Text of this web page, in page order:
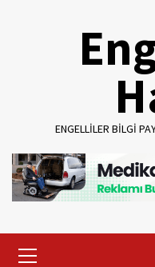
ENGELLILER BILGI
Menu